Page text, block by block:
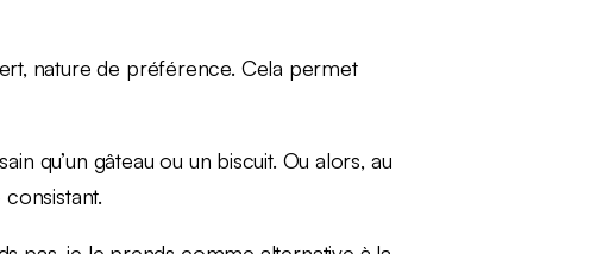
nature de préférence. Cela permet
qu’un gâteau ou un biscuit. Ou alors, au